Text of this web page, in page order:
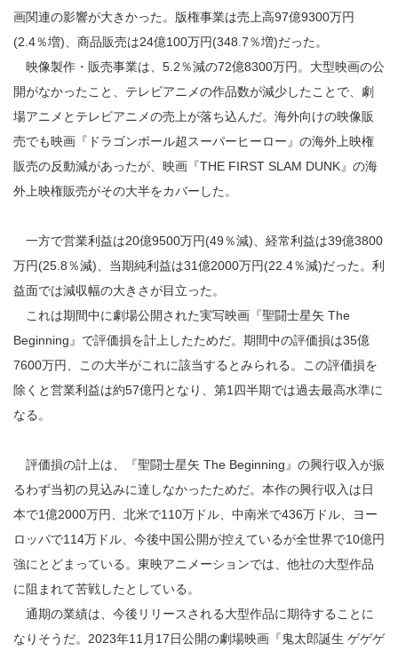
画関連の影響が大きかった。版権事業は売上高97億9300万円
(2.4％増)、商品販売は24億100万円(348.7％増)だった。
映像製作・販売事業は、5.2％減の72億8300万円。大型映画の公
開がなかったこと、テレビアニメの作品数が減少したことで、劇
場アニメとテレビアニメの売上が落ち込んだ。海外向けの映像販
売でも映画『ドラゴンボール超スーパーヒーロー』の海外上映権
販売の反動減があったが、映画『THE FIRST SLAM DUNK』の海
外上映権販売がその大半をカバーした。
一方で営業利益は20億9500万円(49％減)、経常利益は39億3800
万円(25.8％減)、当期純利益は31億2000万円(22.4％減)だった。利
益面では減収幅の大きさが目立った。
これは期間中に劇場公開された実写映画『聖闘士星矢 The
Beginning』で評価損を計上したためだ。期間中の評価損は35億
7600万円、この大半がこれに該当するとみられる。この評価損を
除くと営業利益は約57億円となり、第1四半期では過去最高水準に
なる。
評価損の計上は、『聖闘士星矢 The Beginning』の興行収入が振
るわず当初の見込みに達しなかったためだ。本作の興行収入は日
本で1億2000万円、北米で110万ドル、中南米で436万ドル、ヨー
ロッパで114万ドル、今後中国公開が控えているが全世界で10億円
強にとどまっている。東映アニメーションでは、他社の大型作品
に阻まれて苦戦したとしている。
通期の業績は、今後リリースされる大型作品に期待することに
なりそうだ。2023年11月17日公開の劇場映画『鬼太郎誕生 ゲゲゲ